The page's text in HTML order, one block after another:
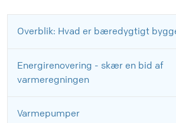
Overblik: Hvad er bæredygtigt
Energirenovering - skær en bid af
varmeregningen
Varmepumper